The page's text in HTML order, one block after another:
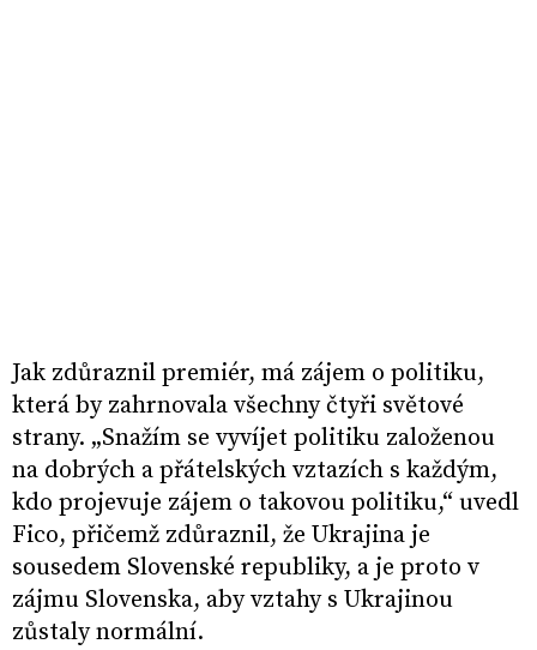
Jak zdůraznil premiér, má zájem o politiku,
která by zahrnovala všechny čtyři světové
strany. „Snažím se vyvíjet politiku založenou
na dobrých a přátelských vztazích s každým,
kdo projevuje zájem o takovou politiku,“ uvedl
Fico, přičemž zdůraznil, že Ukrajina je
sousedem Slovenské republiky, a je proto v
zájmu Slovenska, aby vztahy s Ukrajinou
zůstaly normální.